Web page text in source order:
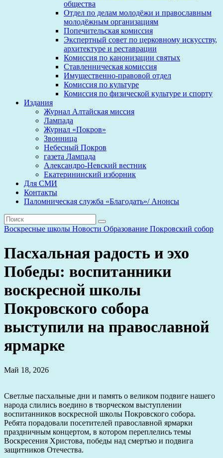
общества
Отдел по делам молодёжи и православным
молодёжным организациям
Попечительская комиссия
Экспертный совет по церковному искусству,
архитектуре и реставрации
Комиссия по канонизации святых
Ставленническая комиссия
Имущественно-правовой отдел
Комиссия по культуре
Комиссия по физической культуре и спорту
Издания
Журнал Алтайская миссия
Лампада
Журнал «Покров»
Звонница
Небесный Покров
газета Лампада
Александро-Невский вестник
Екатерининский изборник
Для СМИ
Контакты
Паломническая служба «Благодать»/ Анонсы
Воскресные школы Новости Образование Покровский собор
Пасхальная радость и эхо
Победы: воспитанники
воскресной школы
Покровского собора
выступили на православной
ярмарке
Май 18, 2026
Светлые пасхальные дни и память о великом подвиге нашего
народа слились воедино в творческом выступлении
воспитанников воскресной школы Покровского собора.
Ребята порадовали посетителей православной ярмарки
праздничным концертом, в котором переплелись темы
Воскресения Христова, победы над смертью и подвига
защитников Отечества.